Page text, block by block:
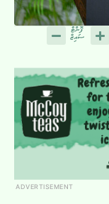
ADVERTISEMENT